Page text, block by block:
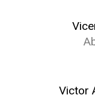
Victor